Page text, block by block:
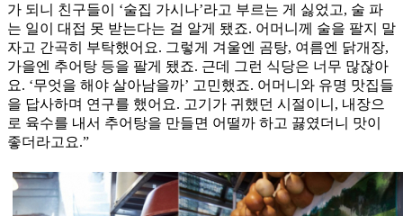
가 되니 친구들이 ‘술집 가시나’라고 부르는 게 싫었고, 술 파
는 일이 대접 못 받는다는 걸 알게 됐죠. 어머니께 술을 팔지 말
자고 간곡히 부탁했어요. 그렇게 겨울엔 곰탕, 여름엔 닭개장,
가을엔 추어탕 등을 팔게 됐죠. 근데 그런 식당은 너무 많잖아
요. ‘무엇을 해야 살아남을까’ 고민했죠. 어머니와 유명 맛집들
을 답사하며 연구를 했어요. 고기가 귀했던 시절이니, 내장으
로 육수를 내서 추어탕을 만들면 어떨까 하고 끓였더니 맛이
좋더라고요.”